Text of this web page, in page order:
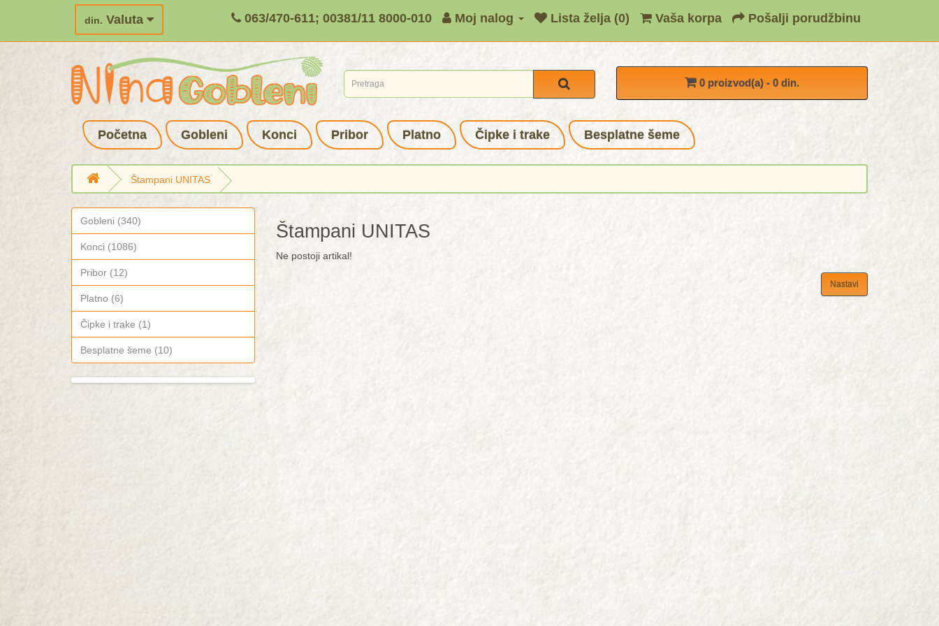
din. Valuta 063/470-611; 00381/11 8000-010 Moj nalog Lista želja (0) Vaša korpa Pošalji porudžbinu
0 proizvod(a) - 0 din.
Početna Gobleni Konci Pribor Platno Čipke i trake Besplatne šeme
Štampani UNITAS
Gobleni (340)
Konci (1086)
Pribor (12)
Platno (6)
Čipke i trake (1)
Besplatne šeme (10)
Štampani UNITAS
Ne postoji artikal!
Nastavi